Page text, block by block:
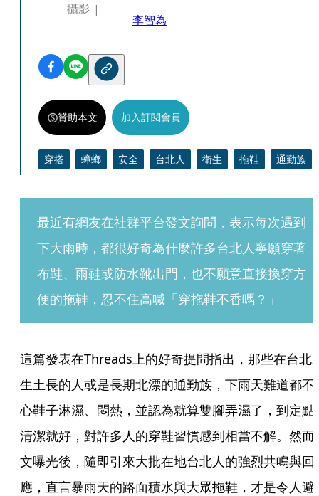
攝影
李智為
贊助本文 加入訂閱會員
穿搭 蟑螂 安全 台北人 衛生 拖鞋 通勤族
最近有網友在社群平台發文詢問，表示每次遇到
下大雨時，都很好奇為什麼許多台北人寧願穿著
布鞋、雨鞋或防水靴出門，也不願意直接換穿方
便的拖鞋，忍不住高喊「穿拖鞋不香嗎？」
這篇發表在Threads上的好奇提問指出，那些在台北
生土長的人或是長期北漂的通勤族，下雨天難道都不
心鞋子淋濕、悶熱，並認為就算雙腳弄濕了，到定點
清潔就好，對許多人的穿鞋習慣感到相當不解。然而
文曝光後，隨即引來大批在地台北人的強烈共鳴與回
應，直言暴雨天的路面積水與大眾拖鞋，才是令人避